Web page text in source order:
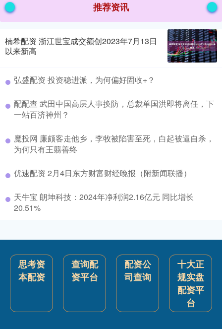
推荐资讯
楠希配资 浙江世宝成交额创2023年7月13日
以来新高
弘盛配资 投资稳进派，为何偏好固收+？
配配查 武田中国高层人事换防，总裁单国洪即将离任，下
一站百济神州？
魔投网 廉颇客走他乡，李牧被陷害至死，白起被逼自杀，
为何只有王翦善终
优速配资 2月4日东方财富财经晚报（附新闻联播）
天牛宝 朗坤科技：2024年净利润2.16亿元 同比增长
20.51%
思考资
本配资
查询配
资平台
配资公
司查询
十大正
规实盘
配资平
台